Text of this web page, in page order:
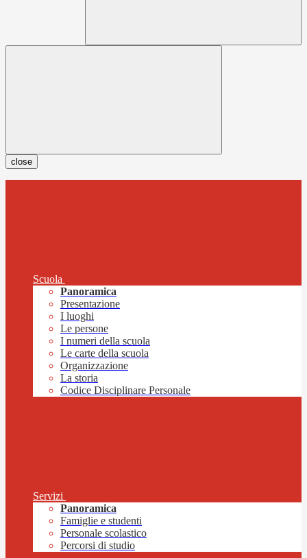
close
Scuola
Panoramica
Presentazione
I luoghi
Le persone
I numeri della scuola
Le carte della scuola
Organizzazione
La storia
Codice Disciplinare Personale
Servizi
Panoramica
Famiglie e studenti
Personale scolastico
Percorsi di studio